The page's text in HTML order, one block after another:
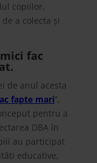
copiilor,
a colecta și
fac
de anul acesta
fapte mari”,
pentru a
DBA în
au participat
educative,